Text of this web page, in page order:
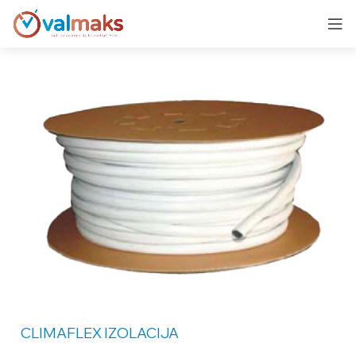
CLIMAFLEXIZOLACIJA